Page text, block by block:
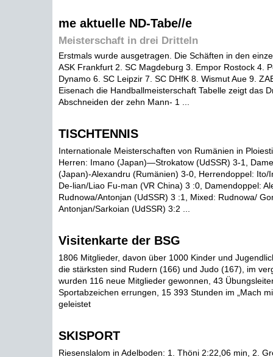
me aktuelle ND-Tabe//e
Meisterschaft in drei Dritteln
Erstmals wurde ausgetragen. Die Schäften in den
ASK Frankfurt 2. SC Magdeburg 3. Empor Rostock 4.
Dynamo 6. SC Leipzir 7. SC DHfK 8. Wismut Aue 9.
Eisenach die Handballmeisterschaft Tabelle zeigt das
Abschneiden der zehn Mann- 1 ...
TISCHTENNIS
Internationale Meisterschaften von Rumänien in
Herren: Imano (Japan)—Strokatow (UdSSR) 3-1,
(Japan)-Alexandru (Rumänien) 3-0, Herrendoppel: Ito/
De-lian/Liao Fu-man (VR China) 3 :0, Damendoppel:
Rudnowa/Antonjan (UdSSR) 3 :1, Mixed: Rudnowa/
Antonjan/Sarkoian (UdSSR) 3:2 ...
Visitenkarte der BSG
1806 Mitglieder, davon über 1000 Kinder und
die stärksten sind Rudern (166) und Judo (167), im
wurden 116 neue Mitglieder gewonnen, 43
Sportabzeichen errungen, 15 393 Stunden im „Mach
geleistet
SKISPORT
Riesenslalom in Adelboden: 1. Thöni 2:22,06 min, 2.